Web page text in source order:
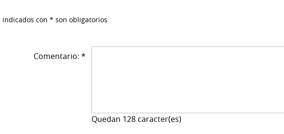
indicados con * son obligatorios
Comentario: *
Quedan 128 caracter(es)